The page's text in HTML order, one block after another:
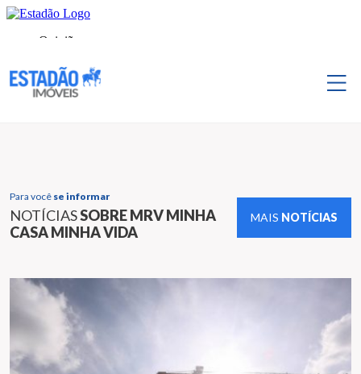
Para você se informar
NOTÍCIASSOBRE MRV MINHA
CASA MINHA VIDA
MAIS NOTÍCIAS